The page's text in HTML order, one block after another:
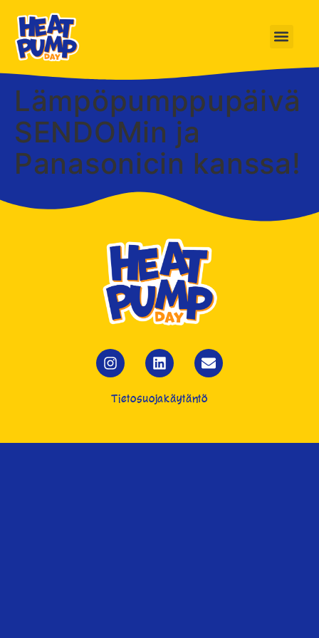
Lämpöpumppupäivä
SENDOMin ja
Panasonicin kanssa!
Tietosuojakäytäntö